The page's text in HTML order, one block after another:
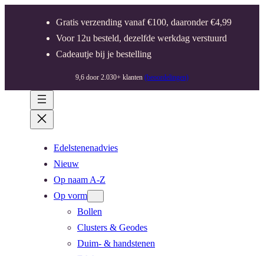
Gratis verzending vanaf €100, daaronder €4,99
Voor 12u besteld, dezelfde werkdag verstuurd
Cadeautje bij je bestelling
9,6 door 2.030+ klanten (beoordelingen)
Edelstenenadvies
Nieuw
Op naam A-Z
Op vorm
Bollen
Clusters & Geodes
Duim- & handstenen